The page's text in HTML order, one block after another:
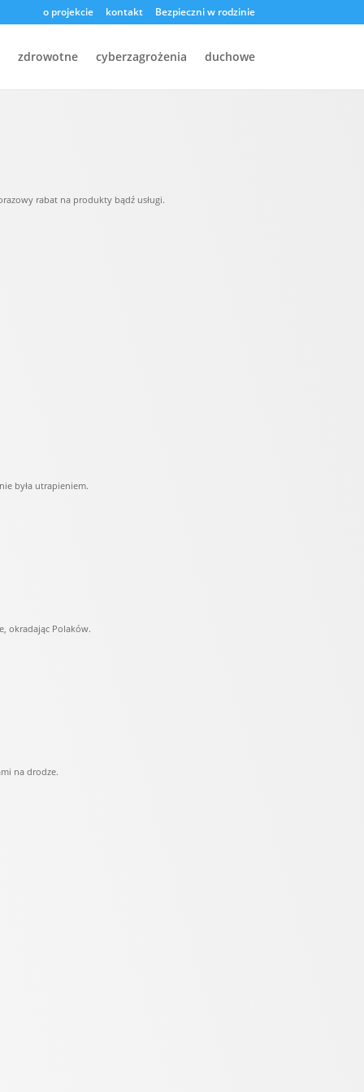
o projekcie kontakt Bezpieczni w rodzinie
zdrowotne cyberzagrożenia duchowe
rabat na produkty bądź usługi.
była utrapieniem.
okradając Polaków.
na drodze.